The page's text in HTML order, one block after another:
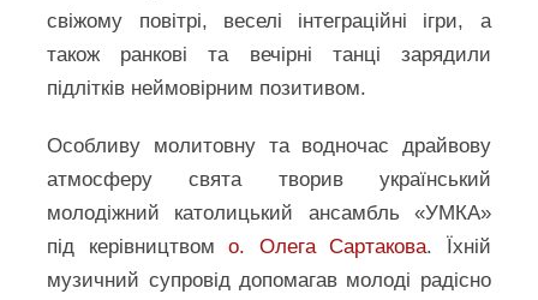
свіжому повітрі, веселі інтеграційні ігри, а
також ранкові та вечірні танці зарядили
підлітків неймовірним позитивом.
Особливу молитовну та водночас драйвову
атмосферу свята творив український
молодіжний католицький ансамбль «УМКА»
під керівництвомо. Олега Сартакова. Їхній
музичний супровід допомагав молоді радісно